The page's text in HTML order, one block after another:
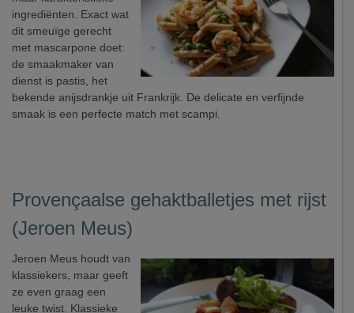
ingrediënten. Exact wat
dit smeuïge gerecht
met mascarpone doet:
de smaakmaker van
dienst is pastis, het
bekende anijsdrankje uit Frankrijk. De delicate en verfijnde
smaak is een perfecte match met scampi.
Provençaalse gehaktballetjes met rijst
(Jeroen Meus)
Jeroen Meus houdt van
klassiekers, maar geeft
ze even graag een
leuke twist. Klassieke